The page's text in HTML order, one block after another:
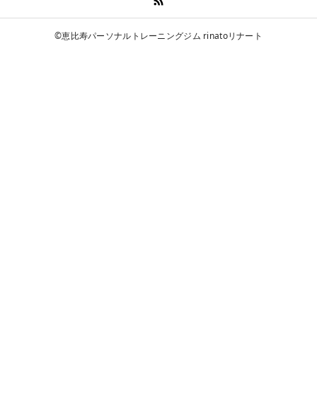
©恵比寿パーソナルトレーニングジム rinatoリナート